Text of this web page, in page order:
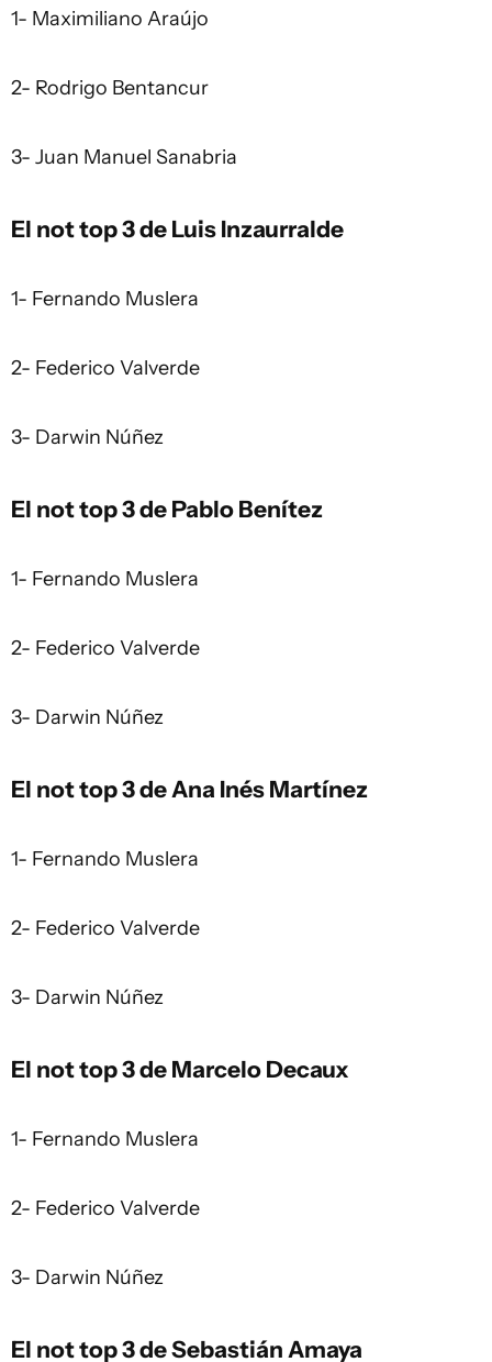
1- Maximiliano Araújo
2- Rodrigo Bentancur
3- Juan Manuel Sanabria
El not top 3 de Luis Inzaurralde
1- Fernando Muslera
2- Federico Valverde
3- Darwin Núñez
El not top 3 de Pablo Benítez
1- Fernando Muslera
2- Federico Valverde
3- Darwin Núñez
El not top 3 de Ana Inés Martínez
1- Fernando Muslera
2- Federico Valverde
3- Darwin Núñez
El not top 3 de Marcelo Decaux
1- Fernando Muslera
2- Federico Valverde
3- Darwin Núñez
El not top 3 de Sebastián Amaya